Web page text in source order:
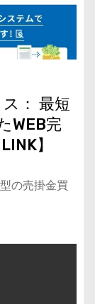
： 最短
WEB完
】
の売掛金買